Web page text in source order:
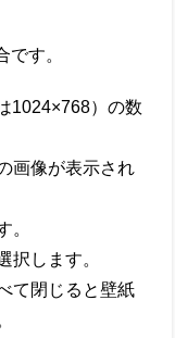
す。
1024×768）の数
画像が表示され
。
択します。
て閉じると壁紙